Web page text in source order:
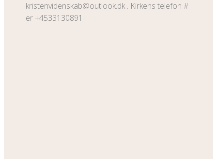
kristenvidenskab@outlook.dk . Kirkens telefon #
er +4533130891